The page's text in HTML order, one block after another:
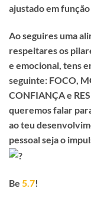
ajustado em
Ao seguires uma
respeitares os
e emocional, tens
seguinte: FOCO,
CONFIANÇA e
queremos falar
ao teu
pessoal seja o
Be 5.7!